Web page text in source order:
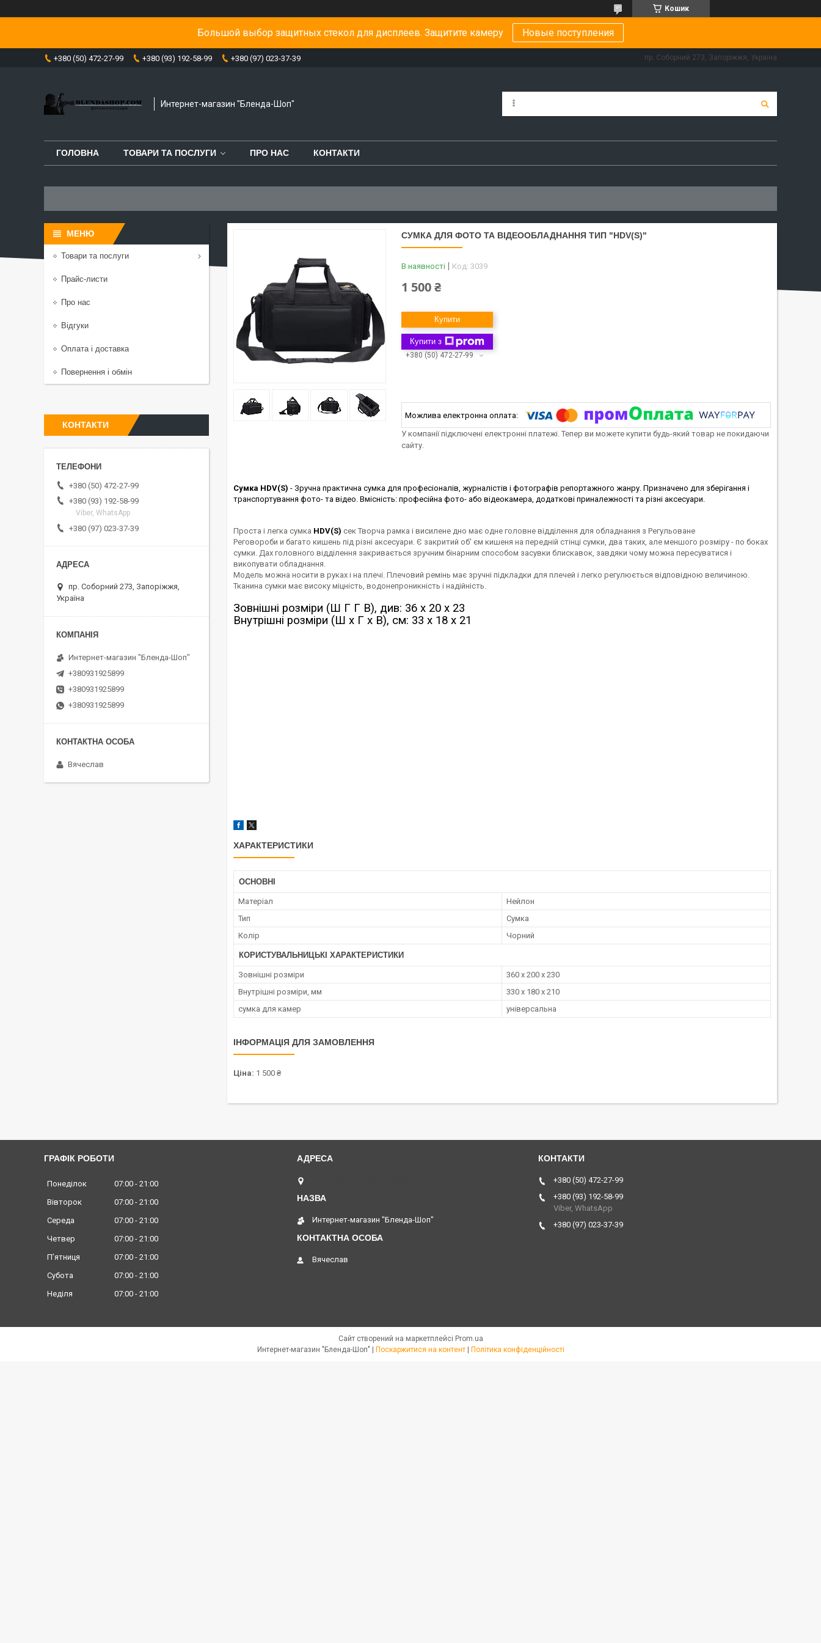
Кошик
Большой выбор защитных стекол для дисплеев. Защитите камеру Новые поступления
+380 (50) 472-27-99 +380 (93) 192-58-99 +380 (97) 023-37-39 пр. Соборний 273, Запоріжжя, Україна
Интернет-магазин "Бленда-Шоп"
ГОЛОВНА ТОВАРИ ТА ПОСЛУГИ ПРО НАС КОНТАКТИ
СУМКА ДЛЯ ФОТО ТА ВІДЕООБЛАДНАННЯ ТИП "HDV(S)"
В наявності Код: 3039
1 500 ₴
Купити
Купити з
+380 (50) 472-27-99
У компанії підключені електронні платежі. Тепер ви можете купити будь-який товар не покидаючи
сайту.
Сумка HDV(S) - Зручна практична сумка для професіоналів, журналістів і фотографів репортажного жанру. Призначено для зберігання і
транспортування фото- та відео. Вмісність: професійна фото- або відеокамера, додаткові приналежності та різні аксесуари.
Проста і легка сумка HDV(S) сек Творча рамка і висилене дно має одне головне відділення для обладнання з Регульоване
Реговороби и багато кишень під різні аксесуари. Є закритий об' єм кишеня на передній стінці сумки, два таких, але меншого розміру - по боках
сумки. Дах головного відділення закривається зручним бінарним способом засувки блискавок, завдяки чому можна пересуватися і
викопувати обладнання.
Модель можна носити в руках і на плечі. Плечовий ремінь має зручні підкладки для плечей і легко регулюється відповідною величиною.
Тканина сумки має високу міцність, водонепроникність і надійність.
Зовнішні розміри (Ш Г Г В), див: 36 x 20 x 23
Внутрішні розміри (Ш х Г х В), см: 33 x 18 х 21
ХАРАКТЕРИСТИКИ
ОСНОВНІ
Матеріал
Нейлон
Тип
Сумка
Колір
Чорний
КОРИСТУВАЛЬНИЦЬКІ ХАРАКТЕРИСТИКИ
Зовнішні розміри
360 x 200 x 230
Внутрішні розміри, мм
330 x 180 х 210
сумка для камер
універсальна
ІНФОРМАЦІЯ ДЛЯ ЗАМОВЛЕННЯ
Ціна: 1 500 ₴
Товари та послуги
Прайс-листи
Про нас
Відгуки
Оплата і доставка
Повернення і обмін
КОНТАКТИ
+380 (50) 472-27-99
+380 (93) 192-58-99
Viber, WhatsApp
+380 (97) 023-37-39
пр. Соборний 273, Запоріжжя,
Україна
Интернет-магазин "Бленда-Шоп"
+380931925899
+380931925899
+380931925899
Вячеслав
ГРАФІК РОБОТИ
Понеділок 07:00
21:00
Вівторок
07:00
21:00
Середа
07:00
21:00
Четвер
07:00
21:00
Пʼятниця
07:00
21:00
Субота
07:00
21:00
Неділя
07:00 21:00
Интернет-магазин "Бленда-Шоп"
Вячеслав
+380 (50) 472-27-99
+380 (93) 192-58-99
Viber, WhatsApp
+380 (97) 023-37-39
Сайт створений на маркетплейсі Prom.ua
Поскаржитися на контент Політика конфіденційності